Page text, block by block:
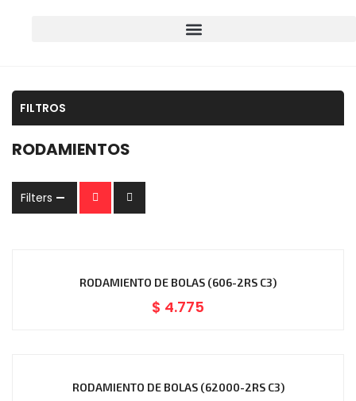
FILTROS
RODAMIENTOS
Filters
RODAMIENTO DE BOLAS (606-2RS C3)
$ 4.775
RODAMIENTO DE BOLAS (62000-2RS C3)